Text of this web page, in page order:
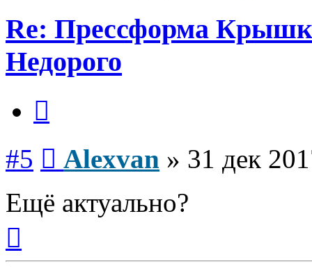
Re: Прессформа
Недорого
#5 Alexvan » 31 дек
Ещё актуально?
началу